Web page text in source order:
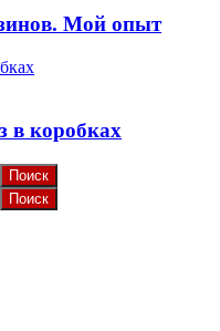
Мой опыт
в коробках